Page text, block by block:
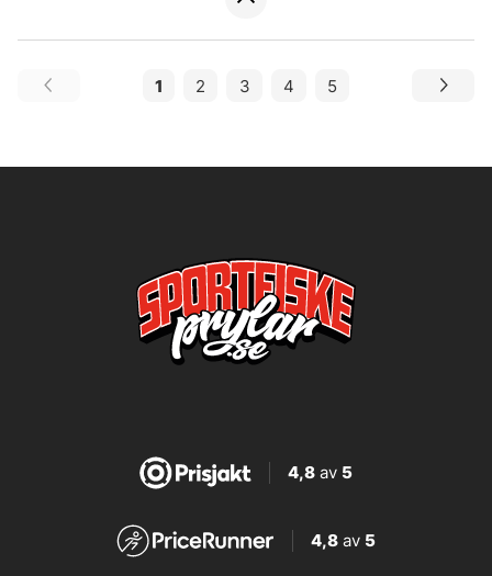
1 2 3 4 5
4,8av 5
4,8 av 5